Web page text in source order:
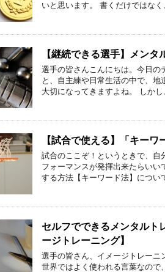
いと思います。 書くだけではな
【継続できる選手】メンタ
選手の皆さんこんにちは。今日の
と、自主練や日常生活の中で、
大切になってきますよね。 しか
【試合で使える】「キーワ
試合のここぞ！というときで、自
フォーマンスが発揮出来たらい
する方法【キーワード法】につ
セルフでできるメンタルト
ージトレーニング】
選手の皆さん、イメージトレーニ
世界ではよく使われる言葉なので